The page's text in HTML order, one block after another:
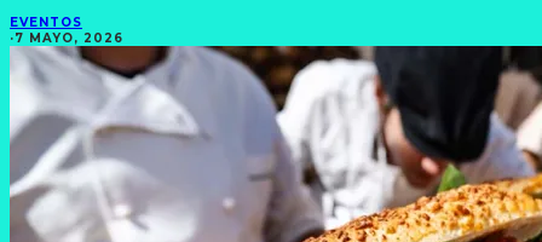
EVENTOS
·7 MAYO, 2026